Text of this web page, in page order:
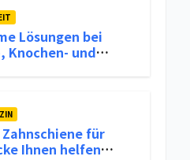
Lösungen bei
Knochen- und
für
Ihnen helfen